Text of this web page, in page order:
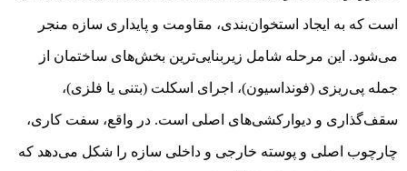
است که به ایجاد استخوان‌بندی، مقاومت و پایداری سازه منجر
می‌شود. این مرحله شامل زیربنایی‌ترین بخش‌های ساختمان از
جمله پی‌ریزی (فونداسیون)، اجرای اسکلت (بتنی یا فلزی)،
سقف‌گذاری و دیوارکشی‌های اصلی است. در واقع، سفت کاری،
چارچوب اصلی و پوسته خارجی و داخلی سازه را شکل می‌دهد که